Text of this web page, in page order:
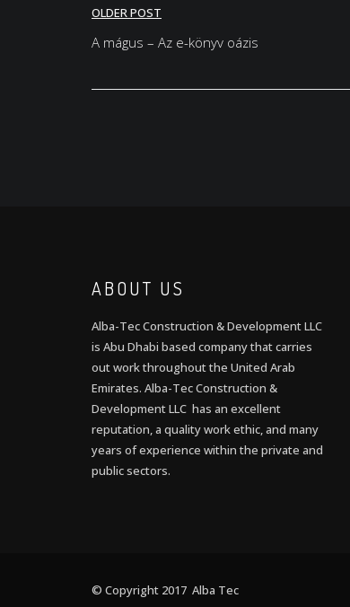
Post
navigation
OLDER POST
A mágus – Az e-könyv oázis
ABOUT US
Alba-Tec Construction & Development LLC
is Abu Dhabi based company that carries
out work throughout the United Arab
Emirates. Alba-Tec Construction &
Development LLC has an excellent
reputation, a quality work ethic, and many
years of experience within the private and
public sectors.
© Copyright 2017 Alba Tec